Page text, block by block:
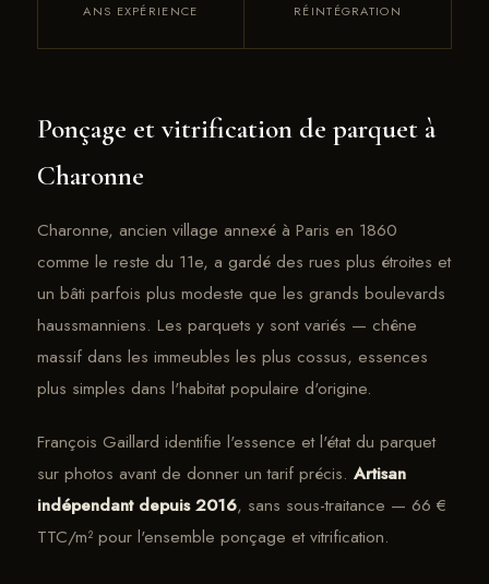
ANS EXPÉRIENCE RÉINTÉGRATION
Ponçage et vitrification de parquet à
Charonne
Charonne, ancien village annexé à Paris en 1860
comme le reste du 11e, a gardé des rues plus étroites et
un bâti parfois plus modeste que les grands boulevards
haussmanniens. Les parquets y sont variés — chêne
massif dans les immeubles les plus cossus, essences
plus simples dans l'habitat populaire d'origine.
François Gaillard identifie l'essence et l'état du parquet
sur photos avant de donner un tarif précis. Artisan
indépendant depuis 2016, sans sous-traitance — 66 €
TTC/m² pour l'ensemble ponçage et vitrification.